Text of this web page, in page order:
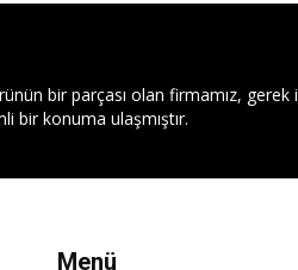
bir parçası olan firmamız,
bir konuma ulaşmıştır.
Menü